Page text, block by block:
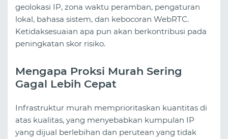
geolokasi IP, zona waktu peramban, pengaturan
lokal, bahasa sistem, dan kebocoran WebRTC.
Ketidaksesuaian apa pun akan berkontribusi pada
peningkatan skor risiko.
Mengapa Proksi Murah Sering
Gagal Lebih Cepat
Infrastruktur murah memprioritaskan kuantitas di
atas kualitas, yang menyebabkan kumpulan IP
yang dijual berlebihan dan perutean yang tidak